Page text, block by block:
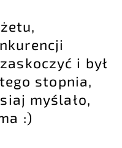
i był
stopnia,
myślało,
:)